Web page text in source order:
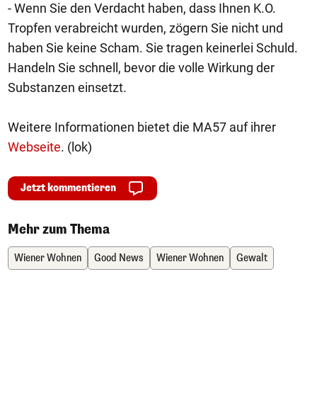
- Wenn Sie den Verdacht haben, dass Ihnen K.O.
Tropfen verabreicht wurden, zögern Sie nicht und
haben Sie keine Scham. Sie tragen keinerlei Schuld.
Handeln Sie schnell, bevor die volle Wirkung der
Substanzen einsetzt.
Weitere Informationen bietet die MA57 auf ihrer
Webseite. (lok)
Jetzt kommentieren
Mehr zum Thema
Wiener Wohnen Good News Wiener Wohnen Gewalt